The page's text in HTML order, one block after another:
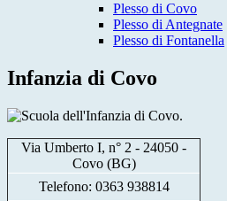
Plesso di Covo
Plesso di Antegnate
Plesso di Fontanella
Infanzia di Covo
.
Via Umberto I, n° 2 - 24050 -
Covo (BG)
Telefono: 0363 938814